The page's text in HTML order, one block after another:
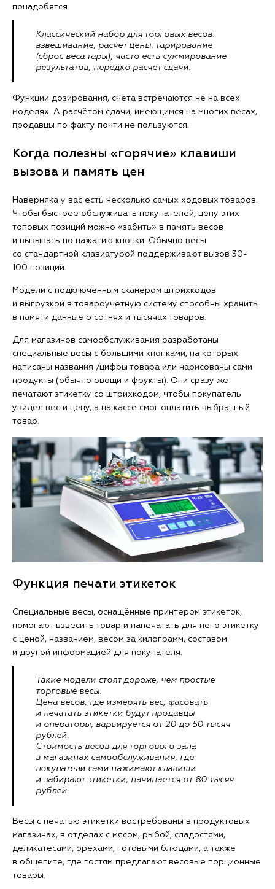
понадобятся.
Классический набор для торговых весов:
взвешивание, расчёт цены, тарирование
(сброс веса тары), часто есть суммирование
результатов, нередко расчёт сдачи.
Функции дозирования, счёта встречаются не на всех
моделях. А расчётом сдачи, имеющимся на многих весах,
продавцы по факту почти не пользуются.
Когда полезны «горячие» клавиши
вызова и память цен
Наверняка у вас есть несколько самых ходовых товаров.
Чтобы быстрее обслуживать покупателей, цену этих
топовых позиций можно «забить» в память весов
и вызывать по нажатию кнопки. Обычно весы
со стандартной клавиатурой поддерживают вызов 30-
100 позиций.
Модели с подключённым сканером штрихкодов
и выгрузкой в товароучетную систему способны хранить
в памяти данные о сотнях и тысячах товаров.
Для магазинов самообслуживания разработаны
специальные весы с большими кнопками, на которых
написаны названия /цифры товара или нарисованы сами
продукты (обычно овощи и фрукты). Они сразу же
печатают этикетку со штрихкодом, чтобы покупатель
увидел вес и цену, а на кассе смог оплатить выбранный
товар.
Функция печати этикеток
Специальные весы, оснащённые принтером этикеток,
помогают взвесить товар и напечатать для него этикетку
с ценой, названием, весом за килограмм, составом
и другой информацией для покупателя.
Такие модели стоят дороже, чем простые
торговые весы.
Цена весов, где измерять вес, фасовать
и печатать этикетки будут продавцы
и операторы, варьируется от 20 до 50 тысяч
рублей.
Стоимость весов для торгового зала
в магазинах самообслуживания, где
покупатели сами нажимают клавиши
и забирают этикетки, начинается от 80 тысяч
рублей.
Весы с печатью этикетки востребованы в продуктовых
магазинах, в отделах с мясом, рыбой, сладостями,
деликатесами, орехами, готовыми блюдами, а также
в общепите, где гостям предлагают весовые порционные
товары.